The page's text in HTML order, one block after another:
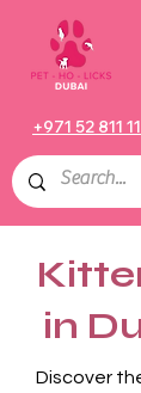
+971 52 811
in
Discover